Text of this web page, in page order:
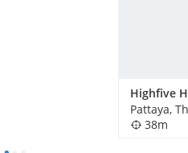
Highfive
Pattaya,
38m